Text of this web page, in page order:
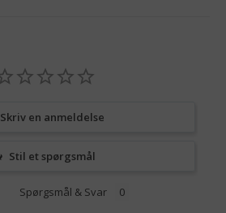
Skriv en anmeldelse
Stil et spørgsmål
Spørgsmål & Svar